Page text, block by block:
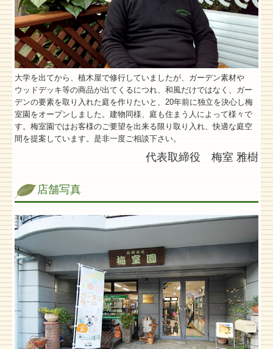
大学を出てから、植木屋で修行していましたが、ガーデン素材や
ウッドデッキ等の商品が出てくるにつれ、和風だけではなく、ガー
デンの要素を取り入れた庭を作りたいと、20年前に独立を決心し梅
室園をオープンしました。建物同様、庭も住まう人によって様々で
す。梅室園ではお客様のご要望を出来る限り取り入れ、快適な庭空
間を提案しています。是非一度ご相談下さい。
代表取締役 梅室 雅樹
店舗写真